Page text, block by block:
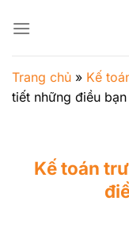
qua
dung
Trang chủ » Kế
tiết những điều
Kế toán